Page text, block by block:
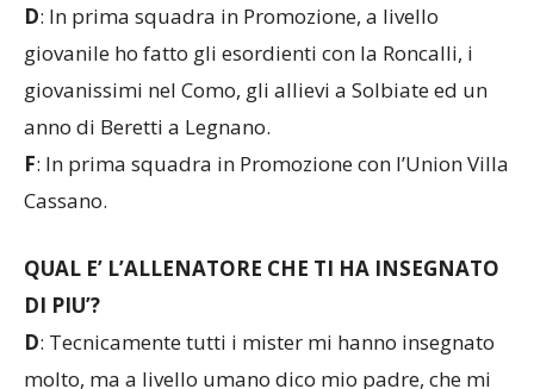
D: In prima squadra in Promozione, a livello
giovanile ho fatto gli esordienti con la Roncalli, i
giovanissimi nel Como, gli allievi a Solbiate ed un
anno di Beretti a Legnano.
F: In prima squadra in Promozione con l’Union Villa
Cassano.
QUAL E’ L’ALLENATORE CHE TI HA INSEGNATO
DI PIU’?
D: Tecnicamente tutti i mister mi hanno insegnato
molto, ma a livello umano dico mio padre, che mi